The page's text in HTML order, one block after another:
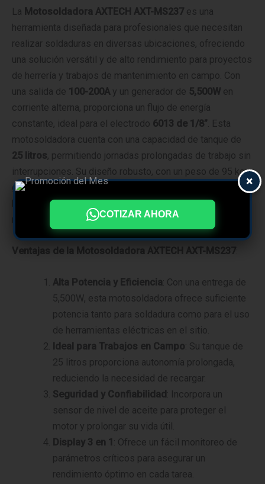
La Motosoldadora AXTECH AXT-MS237 es una
herramienta diseñada para profesionales que necesitan
realizar soldaduras en diversas ubicaciones, ofreciendo
una solución versátil y de alto rendimiento para proyectos
de herrería y trabajos de mantenimiento en campo. Con
una salida de 100-200A y un generador de 5,500W en
corriente alterna, proporciona un flujo de energía
constante, ideal para el electrodo 6013 de 1/8” . Esta
motosoldadora cuenta con una capacidad de tanque de
25 litros, permitiendo jornadas prolongadas de trabajo sin
interrupciones. Su diseño robusto, con un peso de 95 kg,
garantiza durabilidad en condiciones exigentes, y los
bornes de conexión rápida y encendido dual (manual o de
marcha) facilitan su operación.
Ventajas de la Motosoldadora AXTECH AXT-MS237
Alta Potencia y Eficiencia : Con una entrega de
5,500W, esta motosoldadora ofrece suficiente
potencia tanto para soldadura como para el uso
de herramientas eléctricas en el sitio.
Ideal para Trabajos en Campo : Su tanque de
25 litros proporciona autonomía prolongada,
reduciendo la necesidad de recargar.
Seguridad y Confiabilidad
: Incorpora un
sensor de nivel de aceite para proteger el
motor y prolongar su vida útil.
Display 3 en 1
: Ofrece un fácil monitoreo de
parámetros críticos para asegurar un
rendimiento óptimo en cada tarea.
×
COTIZAR AHORA